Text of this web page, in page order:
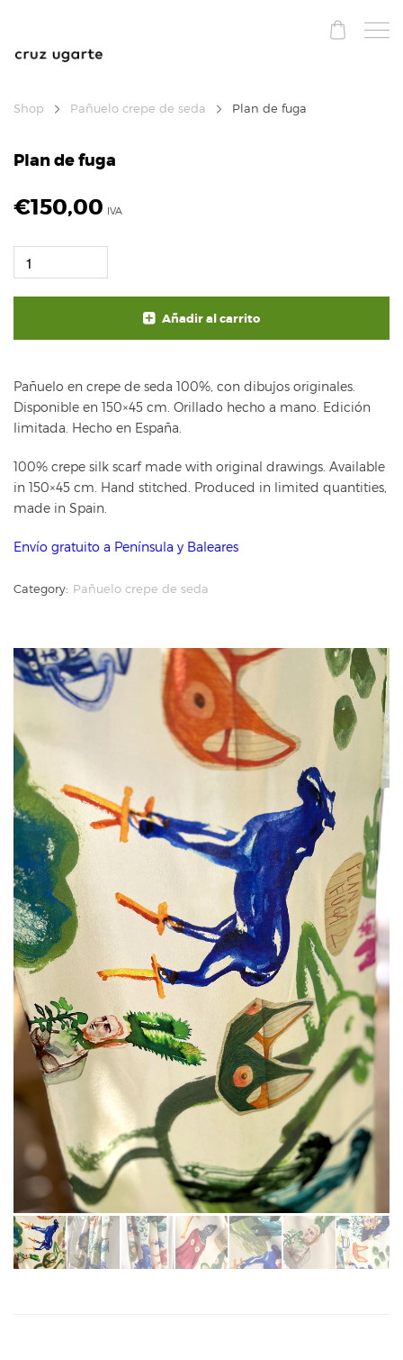
Shop Pañuelo crepe de seda Plan de fuga
Plan de fuga
€150,00 IVA
Añadir al carrito
Pañuelo en crepe de seda 100%, con dibujos originales.
Disponible en 150×45 cm. Orillado hecho a mano. Edición
limitada. Hecho en España.
100% crepe silk scarf made with original drawings. Available
in 150×45 cm. Hand stitched. Produced in limited quantities,
made in Spain.
Envío gratuito a Península y Baleares
Category: Pañuelo crepe de seda